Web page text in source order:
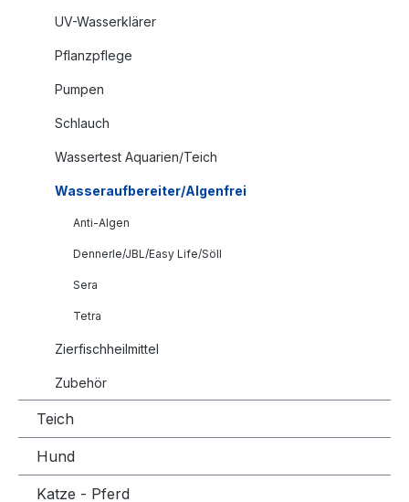
UV-Wasserklärer
Pflanzpflege
Pumpen
Schlauch
Wassertest Aquarien/Teich
Wasseraufbereiter/Algenfrei
Anti-Algen
Dennerle/JBL/Easy Life/Söll
Sera
Tetra
Zierfischheilmittel
Zubehör
Teich
Hund
Katze - Pferd